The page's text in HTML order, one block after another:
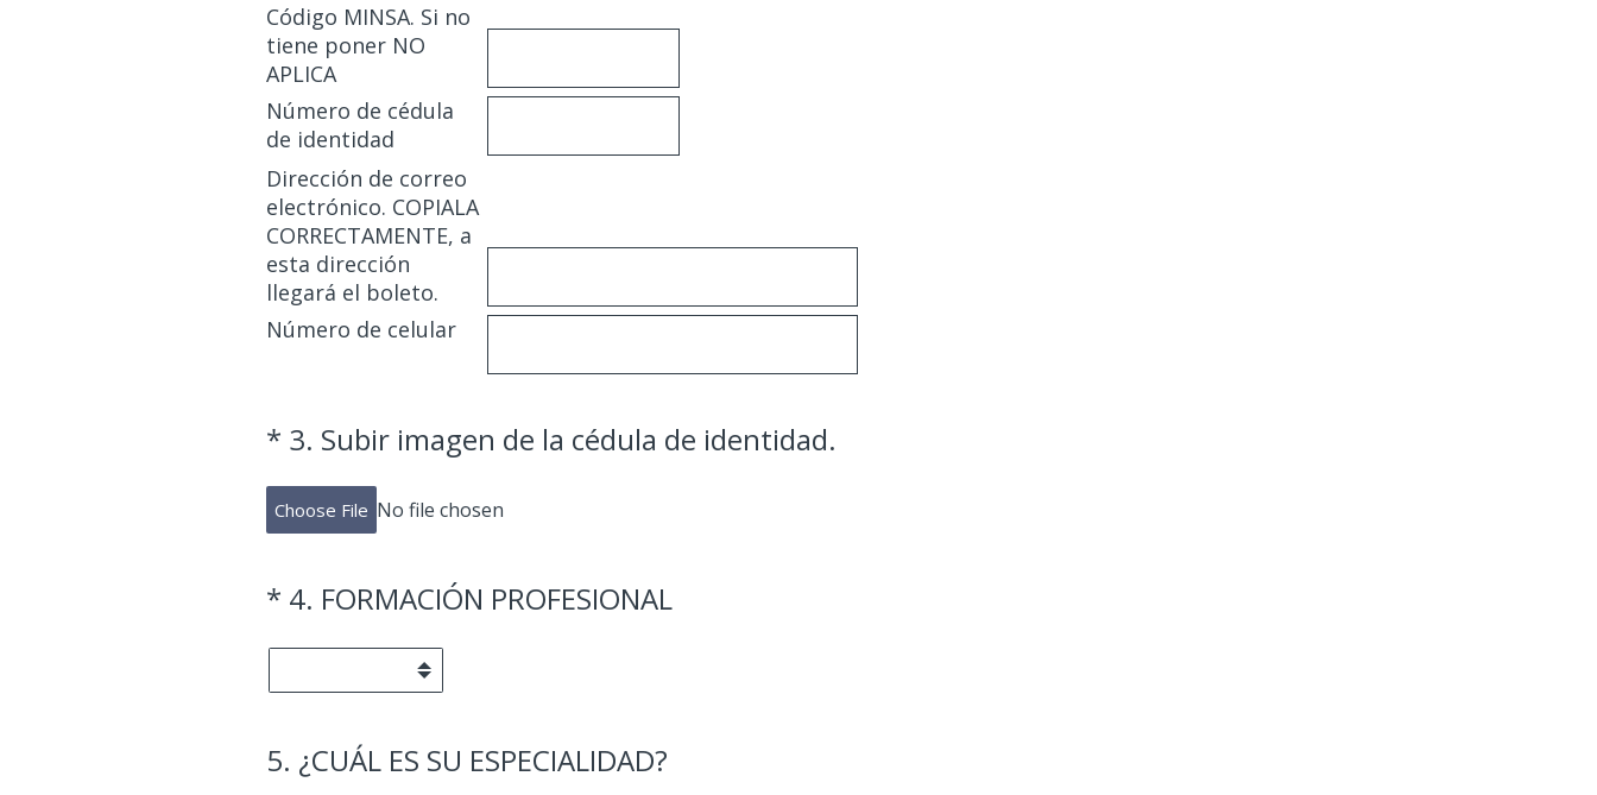
Código MINSA. Si no
tiene poner NO
APLICA
Número de cédula
de identidad
Dirección de correo
electrónico. COPIALA
CORRECTAMENTE, a
esta dirección
llegará el boleto.
Número de celular
* 3. Subir imagen de la cédula de identidad.
(Obligatorio).
Choose File No file chosen
* 4. FORMACIÓN PROFESIONAL
(Obligatorio).
5. ¿CUÁL ES SU ESPECIALIDAD?